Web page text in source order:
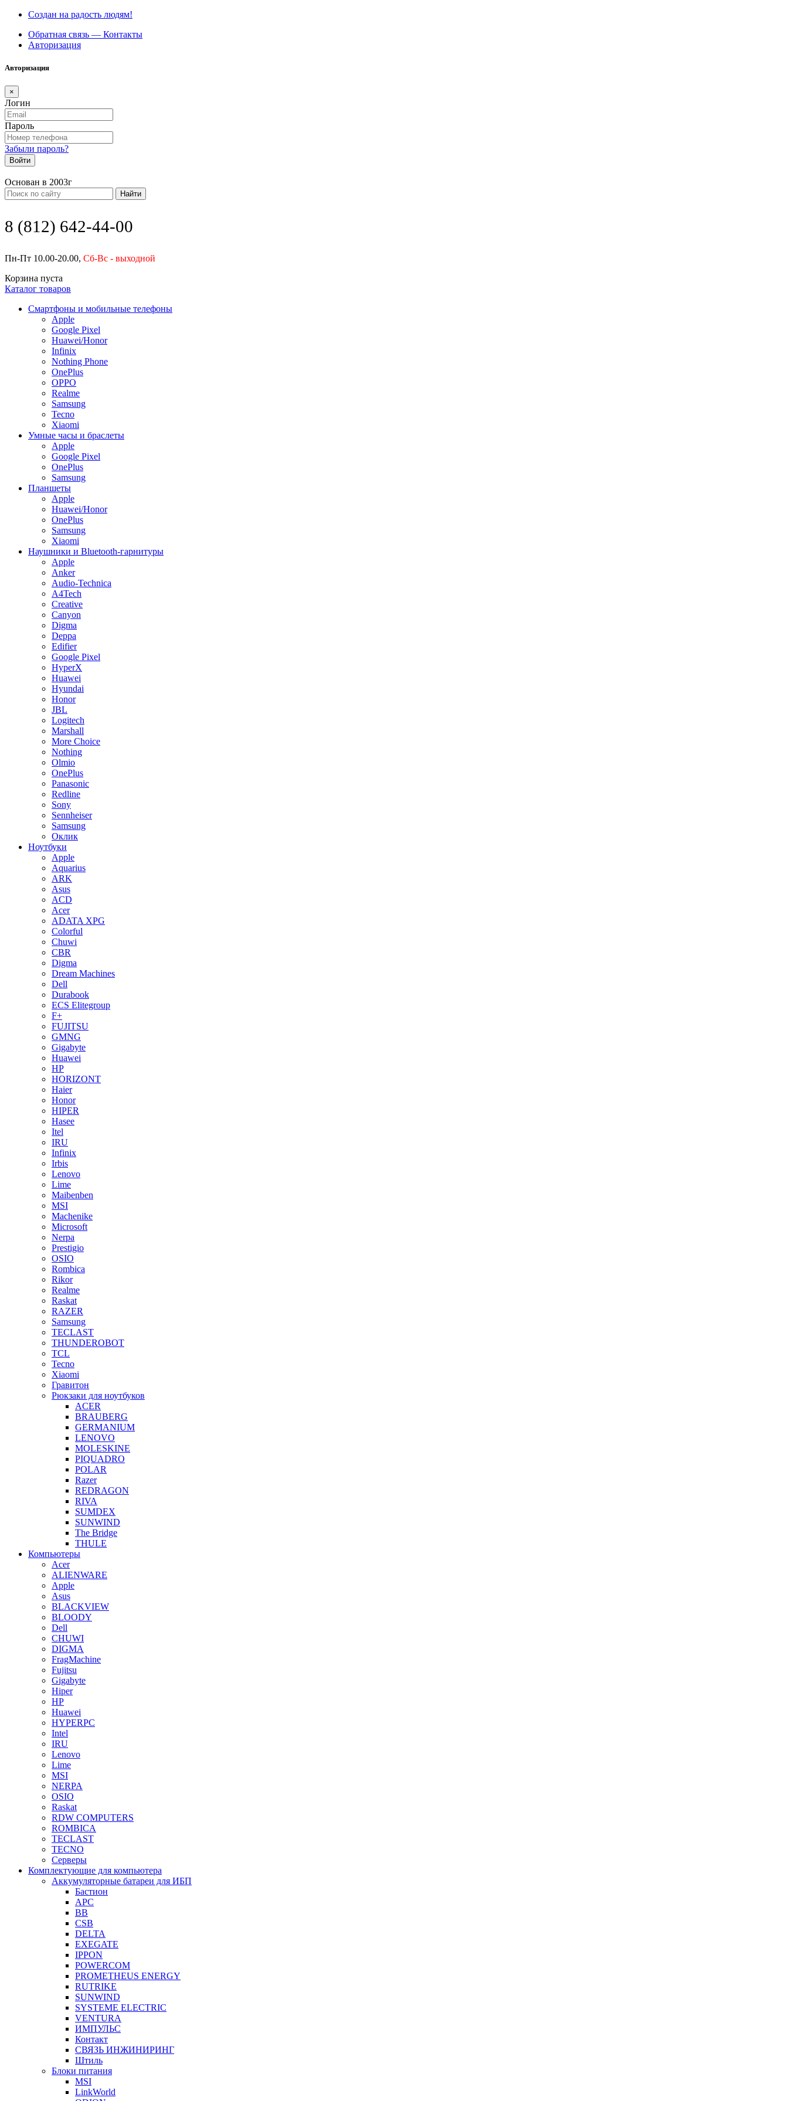
Создан на радость людям!
Обратная связь — Контакты
Авторизация
Авторизация
×
Логин
Пароль
Забыли пароль?
Войти
Основан в 2003г
Найти
8 (812) 642-44-00
Пн-Пт 10.00-20.00, Сб-Вс - выходной
Корзина пуста
Каталог товаров
Смартфоны и мобильные телефоны
Apple
Google Pixel
Huawei/Honor
Infinix
Nothing Phone
OnePlus
OPPO
Realme
Samsung
Tecno
Xiaomi
Умные часы и браслеты
Apple
Google Pixel
OnePlus
Samsung
Планшеты
Apple
Huawei/Honor
OnePlus
Samsung
Xiaomi
Наушники и Bluetooth-гарнитуры
Apple
Anker
Audio-Technica
A4Tech
Creative
Canyon
Digma
Deppa
Edifier
Google Pixel
HyperX
Huawei
Hyundai
Honor
JBL
Logitech
Marshall
More Choice
Nothing
Olmio
OnePlus
Panasonic
Redline
Sony
Sennheiser
Samsung
Оклик
Ноутбуки
Apple
Aquarius
ARK
Asus
ACD
Acer
ADATA XPG
Colorful
Chuwi
CBR
Digma
Dream Machines
Dell
Durabook
ECS Elitegroup
F+
FUJITSU
GMNG
Gigabyte
Huawei
HP
HORIZONT
Haier
Honor
HIPER
Hasee
Itel
IRU
Infinix
Irbis
Lenovo
Lime
Maibenben
MSI
Machenike
Microsoft
Nerpa
Prestigio
OSIO
Rombica
Rikor
Realme
Raskat
RAZER
Samsung
TECLAST
THUNDEROBOT
TCL
Tecno
Xiaomi
Гравитон
Рюкзаки для ноутбуков
ACER
BRAUBERG
GERMANIUM
LENOVO
MOLESKINE
PIQUADRO
POLAR
Razer
REDRAGON
RIVA
SUMDEX
SUNWIND
The Bridge
THULE
Компьютеры
Acer
ALIENWARE
Apple
Asus
BLACKVIEW
BLOODY
Dell
CHUWI
DIGMA
FragMachine
Fujitsu
Gigabyte
Hiper
HP
Huawei
HYPERPC
Intel
IRU
Lenovo
Lime
MSI
NERPA
OSIO
Raskat
RDW COMPUTERS
ROMBICA
TECLAST
TECNO
Серверы
Комплектующие для компьютера
Аккумуляторные батареи для ИБП
Бастион
APC
BB
CSB
DELTA
EXEGATE
IPPON
POWERCOM
PROMETHEUS ENERGY
RUTRIKE
SUNWIND
SYSTEME ELECTRIC
VENTURA
ИМПУЛЬС
Контакт
СВЯЗЬ ИНЖИНИРИНГ
Штиль
Блоки питания
MSI
LinkWorld